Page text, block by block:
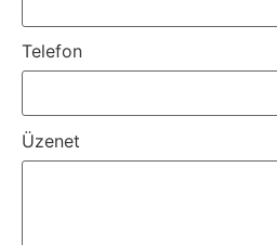
Telefon
Üzenet